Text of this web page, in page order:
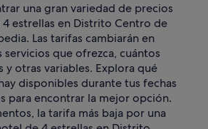
una gran variedad de precios
estrellas en Distrito Centro de
Las tarifas cambiarán en
que ofrezca, cuántos
y otras variables. Explora qué
disponibles durante tus fechas
para encontrar la mejor opción.
la tarifa más baja por una